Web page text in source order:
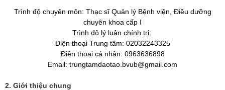
Trình độ chuyên môn: Thạc sĩ Quản lý Bệnh viện, Điều dưỡng
chuyên khoa cấp I
Trình độ lý luận chính trị:
Điện thoại Trung tâm: 02032243325
Điện thoại cá nhân: 0963636898
Email: trungtamdaotao.bvub@gmail.com
2. Giới thiệu chung